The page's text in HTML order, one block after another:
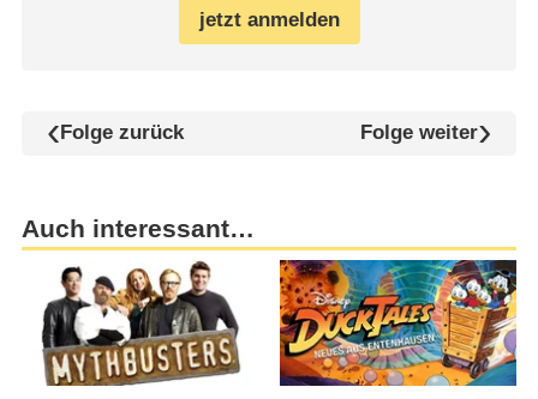
jetzt anmelden
Folge zurück Folge weiter
Auch interessant…